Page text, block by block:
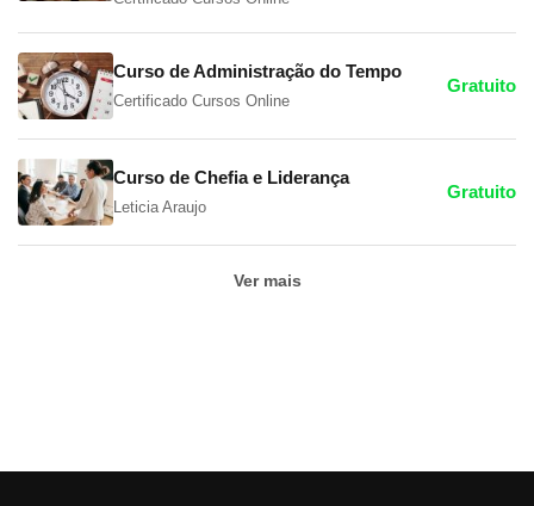
Curso de Administração do Tempo
Certificado Cursos Online
Gratuito
Curso de Chefia e Liderança
Leticia Araujo
Gratuito
Ver mais